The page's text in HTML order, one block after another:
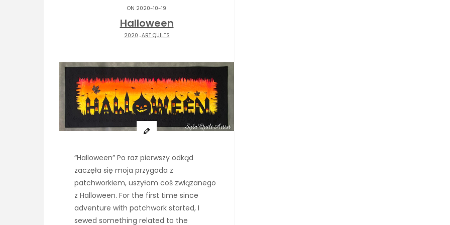
ON 2020-10-19
Halloween
2020 .ART QUILTS
“Halloween” Po raz pierwszy odkąd
zaczęła się moja przygoda z
patchworkiem, uszyłam coś związanego
z Halloween. For the first time since
adventure with patchwork started, I
sewed something related to the